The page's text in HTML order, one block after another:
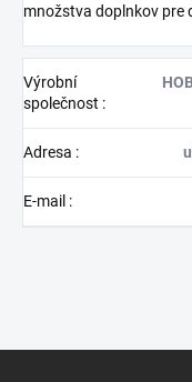
množstva doplnkov pre
Výrobní
společnost :
Adresa :
E-mail :